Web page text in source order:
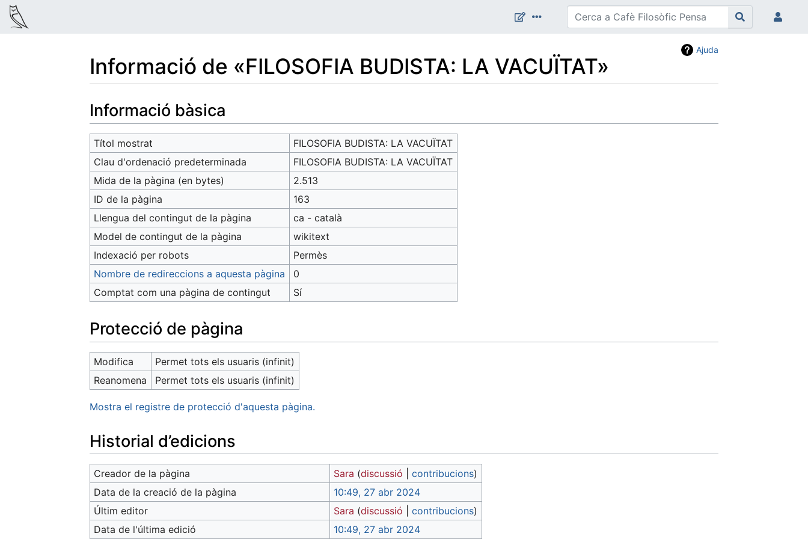
Ajuda
Informació de «FILOSOFIA BUDISTA: LA VACUÏTAT»
Informació bàsica
Títol mostrat
FILOSOFIA BUDISTA: LA VACUÏTAT
Clau d'ordenació predeterminada
FILOSOFIA BUDISTA: LA VACUÏTAT
Mida de la pàgina (en bytes)
2.513
ID de la pàgina
163
Llengua del contingut de la pàgina
ca - català
Model de contingut de la pàgina
wikitext
Indexació per robots
Permès
Nombre de redireccions a aquesta pàgina
0
Comptat com una pàgina de contingut
Sí
Protecció de pàgina
Modifica
Permet tots els usuaris (infinit)
Reanomena
Permet tots els usuaris (infinit)
Mostra el registre de protecció d'aquesta pàgina.
Historial d’edicions
Creador de la pàgina Sara (discussió |contribucions)
Data de la creació de la pàgina
10:49, 27 abr 2024
Últim editor
Sara (discussió |contribucions)
Data de l'última edició
10:49, 27 abr 2024